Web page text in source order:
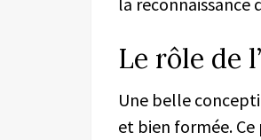
Le rôle de
Une belle
et bien formée.